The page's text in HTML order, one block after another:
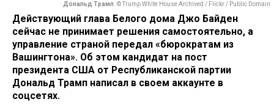
Дональд Трамп © Trump White House Archived / Flickr / Public Domain
Действующий глава Белого дома Джо Байден
сейчас не принимает решения самостоятельно, а
управление страной передал «бюрократам из
Вашингтона». Об этом кандидат на пост
президента США от Республиканской партии
Дональд Трамп написал в своем аккаунте в
соцсетях.